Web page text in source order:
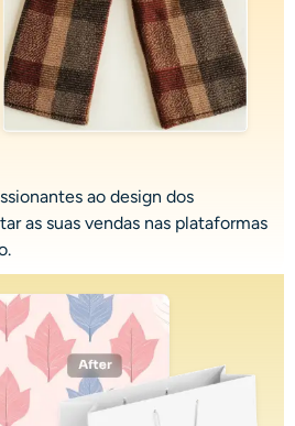
ao design dos
as suas vendas nas plataformas